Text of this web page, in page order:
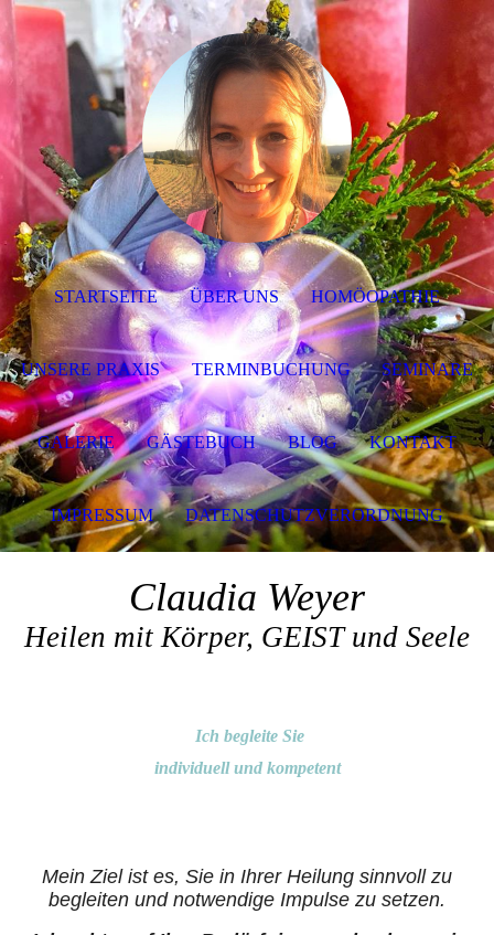
Claudia Weyer
Heilen mit Körper, GEIST und Seele
Ich begleite Sie
individuell und kompetent
Mein Ziel ist es, Sie in Ihrer Heilung sinnvoll zu
begleiten und notwendige Impulse zu setzen.
STARTSEITE ÜBER UNS HOMÖOPATHIE
UNSERE PRAXIS TERMINBUCHUNG SEMINARE
GALERIE GÄSTEBUCH BLOG KONTAKT
IMPRESSUM DATENSCHUTZVERORDNUNG